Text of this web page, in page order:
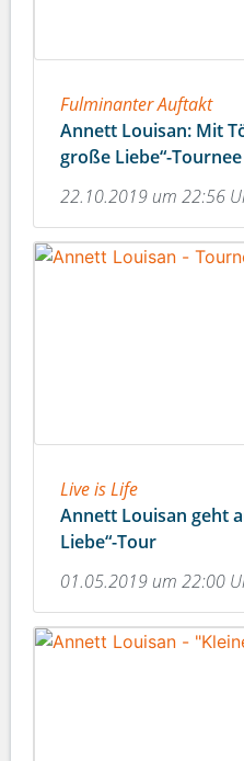
Fulminanter Auftakt
Annett Louisan: Mit
große Liebe“-Tournee
22.10.2019 um 22:56
Live is Life
Annett Louisan geht
Liebe“-Tour
01.05.2019 um 22:00